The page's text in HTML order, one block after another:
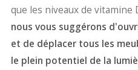
que les niveaux de
nous vous suggérons
et de déplacer tous les
le plein potentiel de la